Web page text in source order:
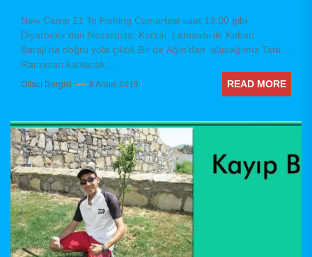
New Camp 21 To Fishing Cumartesi saat 13:00 gibi
Diyarbakır'dan Nezerusta, Kemal Lamaabi ile Keban
Barajı’na doğru yola çıktık.Bir de Ağın’dan alacağımız Tatar
Ramazan katılacak...
Oltacı Dergisi 8 Aralık 2019 READ MORE